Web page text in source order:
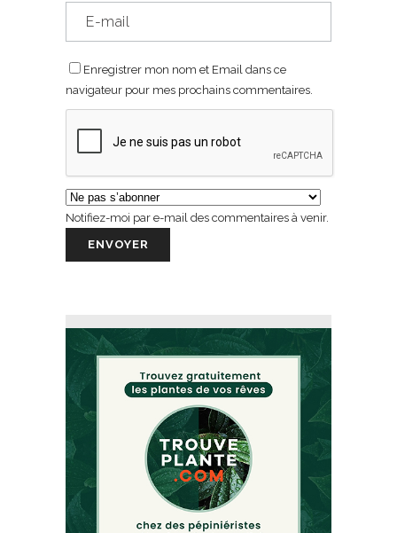
Enregistrer mon nom et Email dans ce
navigateur pour mes prochains commentaires.
Notifiez-moi par e-mail des commentaires à venir.